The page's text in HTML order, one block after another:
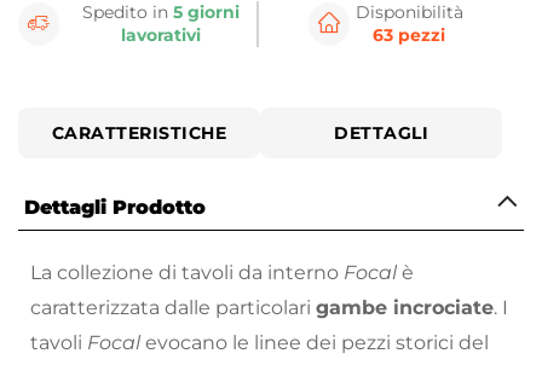
Spedito in5 giorni
lavorativi
Disponibilità
63 pezzi
CARATTERISTICHE DETTAGLI
Dettagli Prodotto
La collezione di tavoli da interno Focal è
caratterizzata dalle particolari gambe incrociate. I
tavoli Focal evocano le linee dei pezzi storici del